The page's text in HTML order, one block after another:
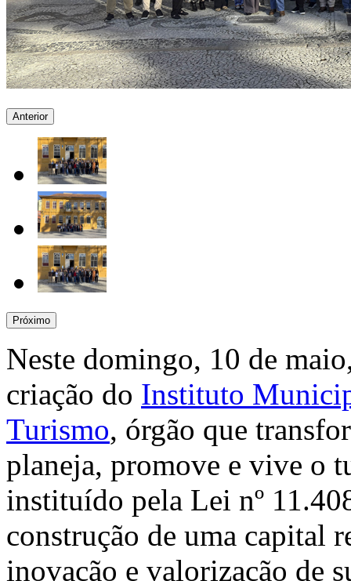
Anterior
Próximo
Neste domingo, 10 de
criação do Instituto
Turismo, órgão que
planeja, promove e vive o
instituído pela Lei nº
construção de uma capital
inovação e valorização de